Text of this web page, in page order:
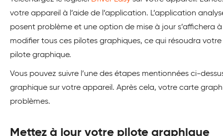
votre appareil à l’aide de l’application. L’application
posent problème et une option de mise à jour s’affichera à
modifier tous ces pilotes graphiques, ce qui résoudra
pilote graphique.
Vous pouvez suivre l’une des étapes mentionnées ci-
graphique sur votre appareil. Après cela, votre carte
problèmes.
Mettez à jour votre pilote graphique